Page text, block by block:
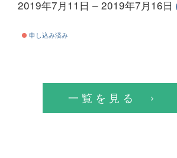
2019年7月11日 – 2019年7月16日
申し込み済み
一覧を見る